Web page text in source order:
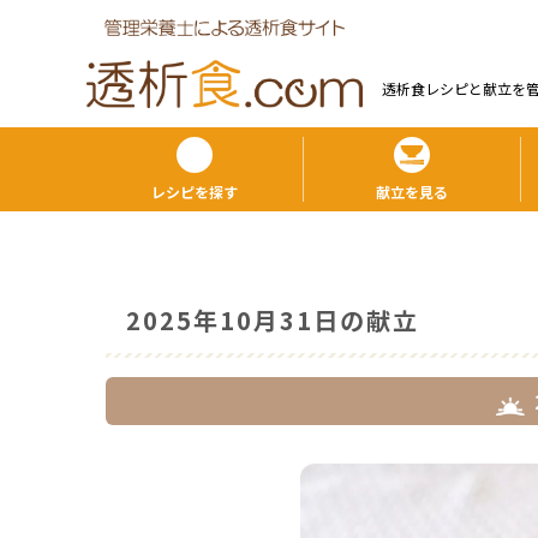
透析食レシピと献⽴を
レシピを探す 献立を見る
2025年10月31日の献立